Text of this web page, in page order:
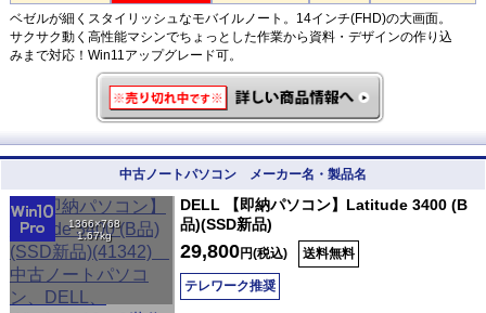
ベゼルが細くスタイリッシュなモバイルノート。14インチ(FHD)の大画面。
サクサク動く高性能マシンでちょっとした作業から資料・デザインの作り込
みまで対応！Win11アップグレード可。
中古ノートパソコン メーカー名・製品名
1366×768
1.67kg
DELL 【即納パソコン】Latitude 3400 (B
品)(SSD新品)
29,800円(税込) 送料無料
テレワーク推奨